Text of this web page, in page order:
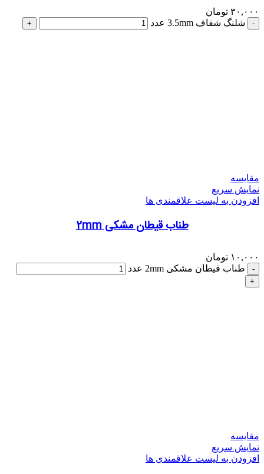
۳۰,۰۰۰ تومان
شلنگ شفاف 3.5mm عدد
مقایسه
نمایش سریع
افزودن به لیست علاقمندی ها
طناب قیطان مشکی 2mm
۱۰,۰۰۰ تومان
طناب قیطان مشکی 2mm عدد
مقایسه
نمایش سریع
افزودن به لیست علاقمندی ها